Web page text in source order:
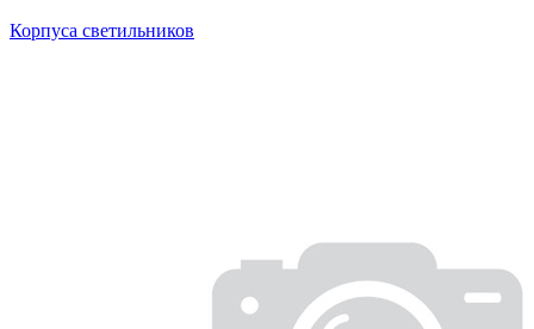
Корпуса светильников